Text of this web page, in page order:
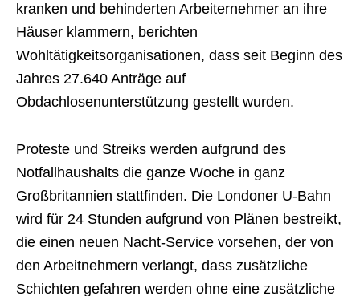
kranken und behinderten Arbeiternehmer an ihre
Häuser klammern, berichten
Wohltätigkeitsorganisationen, dass seit Beginn des
Jahres 27.640 Anträge auf
Obdachlosenunterstützung gestellt wurden.
Proteste und Streiks werden aufgrund des
Notfallhaushalts die ganze Woche in ganz
Großbritannien stattfinden. Die Londoner U-Bahn
wird für 24 Stunden aufgrund von Plänen bestreikt,
die einen neuen Nacht-Service vorsehen, der von
den Arbeitnehmern verlangt, dass zusätzliche
Schichten gefahren werden ohne eine zusätzliche